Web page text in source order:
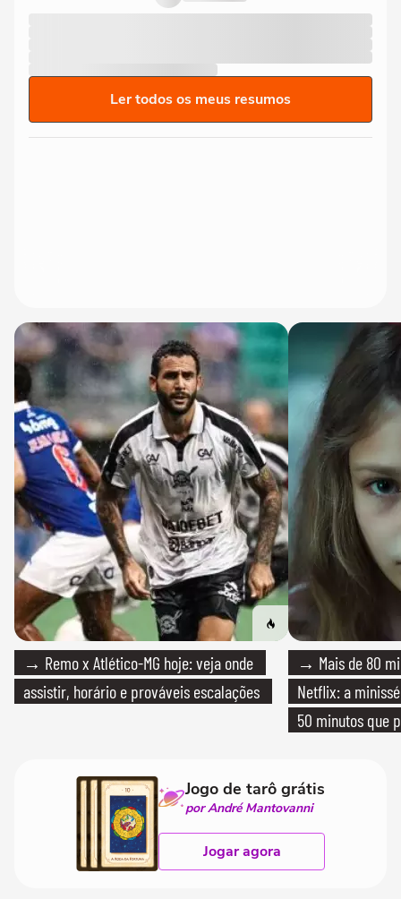
Ler todos os meus resumos
→ Remo x Atlético-MG hoje: veja onde
assistir, horário e prováveis escalações
→ Mais de 80
Netflix: a
50 minutos que
Jogo de tarô grátis
por André Mantovanni
Jogar agora